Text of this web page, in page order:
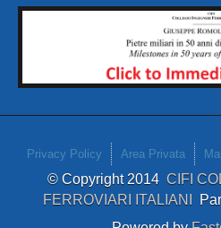
Privacy Policy Area Privata
© Copyright 2014 CIFI
FERROVIARI ITALIANI